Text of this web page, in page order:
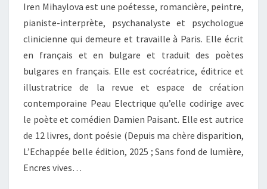
IREN
Iren Mihaylova est une poétesse, romancière, peintre,
pianiste-interprète, psychanalyste et psychologue
clinicienne qui demeure et travaille à Paris. Elle écrit
en français et en bulgare et traduit des poètes
bulgares en français. Elle est cocréatrice, éditrice et
illustratrice de la revue et espace de création
contemporaine Peau Electrique qu’elle codirige avec
le poète et comédien Damien Paisant. Elle est autrice
de 12 livres, dont poésie (Depuis ma chère disparition,
L’Echappée belle édition, 2025 ; Sans fond de lumière,
Encres vives…